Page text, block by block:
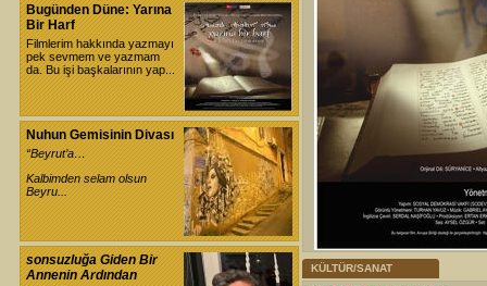
Bugünden Düne: Yarına
Bir Harf
Filmlerim hakkında yazmayı
pek sevmem ve yazmam
da. Bu işi başkalarının yap...
Nuhun Gemisinin Divası
“Beyrut’a…
Kalbimden selam olsun
Beyru...
sonsuzluğa Giden Bir
Annenin Ardından
KÜLTÜR/SANAT